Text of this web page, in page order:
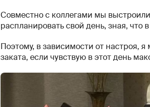
Совместно с коллегами мы
распланировать свой день, зная,
Поэтому, в зависимости от настроя, я
заката, если чувствую в этот день